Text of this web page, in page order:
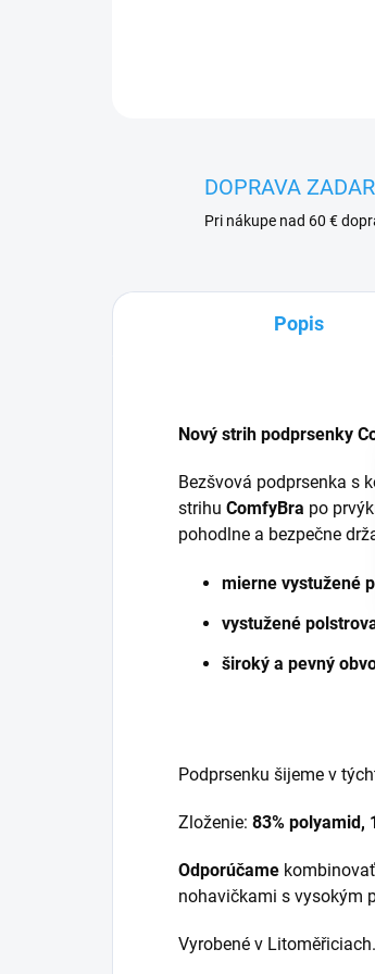
DOPRAVA
Pri nákupe nad 60 €
Popis
Nový strih podprsenky
Bezšvová podprsenka s
strihu ComfyBra po
pohodlne a bezpečne
mierne vystužené
vystužené
široký a pevný
Podprsenku šijeme v
Zloženie: 83% polyamid,
Odporúčame
nohavičkami s vysokým
Vyrobené v Litoměřiciach.